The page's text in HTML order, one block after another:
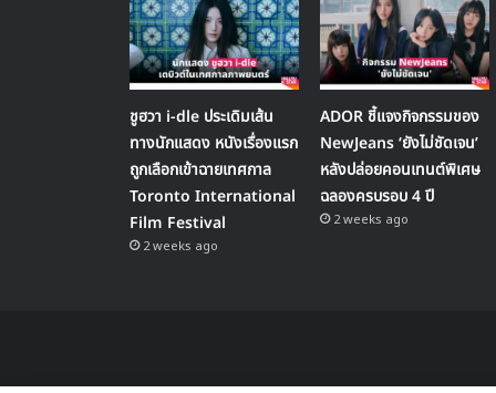
ชูฮวา i-dle ประเดิมเส้น
ทางนักแสดง หนังเรื่องแรก
ถูกเลือกเข้าฉายเทศกาล
Toronto International
Film Festival
2 weeks ago
ADOR ชี้แจงกิจกรรมของ
NewJeans ‘ยังไม่ชัดเจน’
หลังปล่อยคอนเทนต์พิเศษ
ฉลองครบรอบ 4 ปี
2 weeks ago